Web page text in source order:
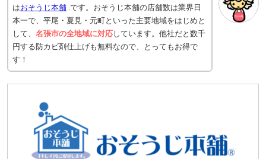
はおそうじ本舗 です。おそうじ本舗の店舗数は業界日
本一で、平尾・夏見・元町といった主要地域をはじめと
して、 名張市の全地域に対応 しています。他社だと数千
円する防カビ剤仕上げも無料なので、とってもお得で
す！